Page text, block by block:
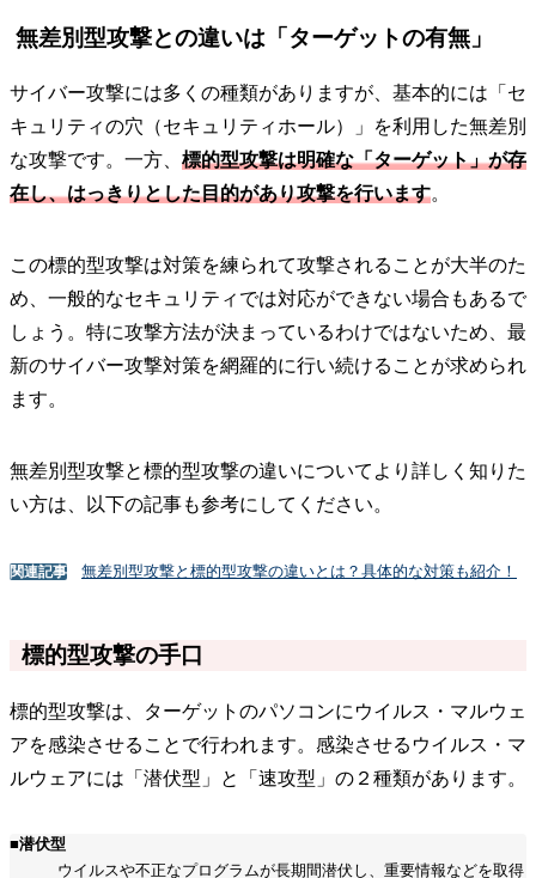
無差別型攻撃との違いは「ターゲットの有無」
サイバー攻撃には多くの種類がありますが、基本的には「セ
キュリティの穴（セキュリティホール）」を利用した無差別
な攻撃です。一方、 標的型攻撃は明確な「ターゲット」が存
在し、はっきりとした目的があり攻撃を行います。
この標的型攻撃は対策を練られて攻撃されることが大半のた
め、一般的なセキュリティでは対応ができない場合もあるで
しょう。特に攻撃方法が決まっているわけではないため、最
新のサイバー攻撃対策を網羅的に行い続けることが求められ
ます。
無差別型攻撃と標的型攻撃の違いについてより詳しく知りた
い方は、以下の記事も参考にしてください。
関連記事 無差別型攻撃と標的型攻撃の違いとは？具体的な対策も紹介！
標的型攻撃の手口
標的型攻撃は、ターゲットのパソコンにウイルス・マルウェ
アを感染させることで行われます。感染させるウイルス・マ
ルウェアには「潜伏型」と「速攻型」の２種類があります。
■潜伏型
ウイルスや不正なプログラムが長期間潜伏し、重要情報などを取得